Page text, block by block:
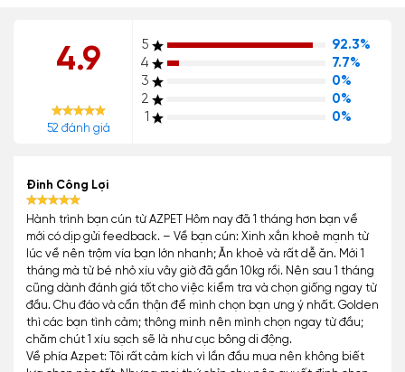
4.9
52 đánh giá
5
92.3%
4
7.7%
3
0%
2
0%
1
0%
Đinh Công Lợi
Hành trình bạn cún từ AZPET Hôm nay đã 1 tháng hơn bạn về
mới có dịp gửi feedback. – Về bạn cún: Xinh xắn khoẻ mạnh từ
lúc về nên trộm vía bạn lớn nhanh; Ăn khoẻ và rất dễ ăn. Mới 1
tháng mà từ bé nhỏ xíu vây giờ đã gần 10kg rồi. Nên sau 1 tháng
cũng dành đánh giá tốt cho việc kiểm tra và chọn giống ngay từ
đầu. Chu đáo và cẩn thận để mình chọn bạn ưng ý nhất. Golden
thì các bạn tình cảm; thông minh nên mình chọn ngay từ đầu;
chăm chút 1 xíu sạch sẽ là như cục bông di động.
Về phía Azpet: Tôi rất cảm kích vì lần đầu mua nên không biết